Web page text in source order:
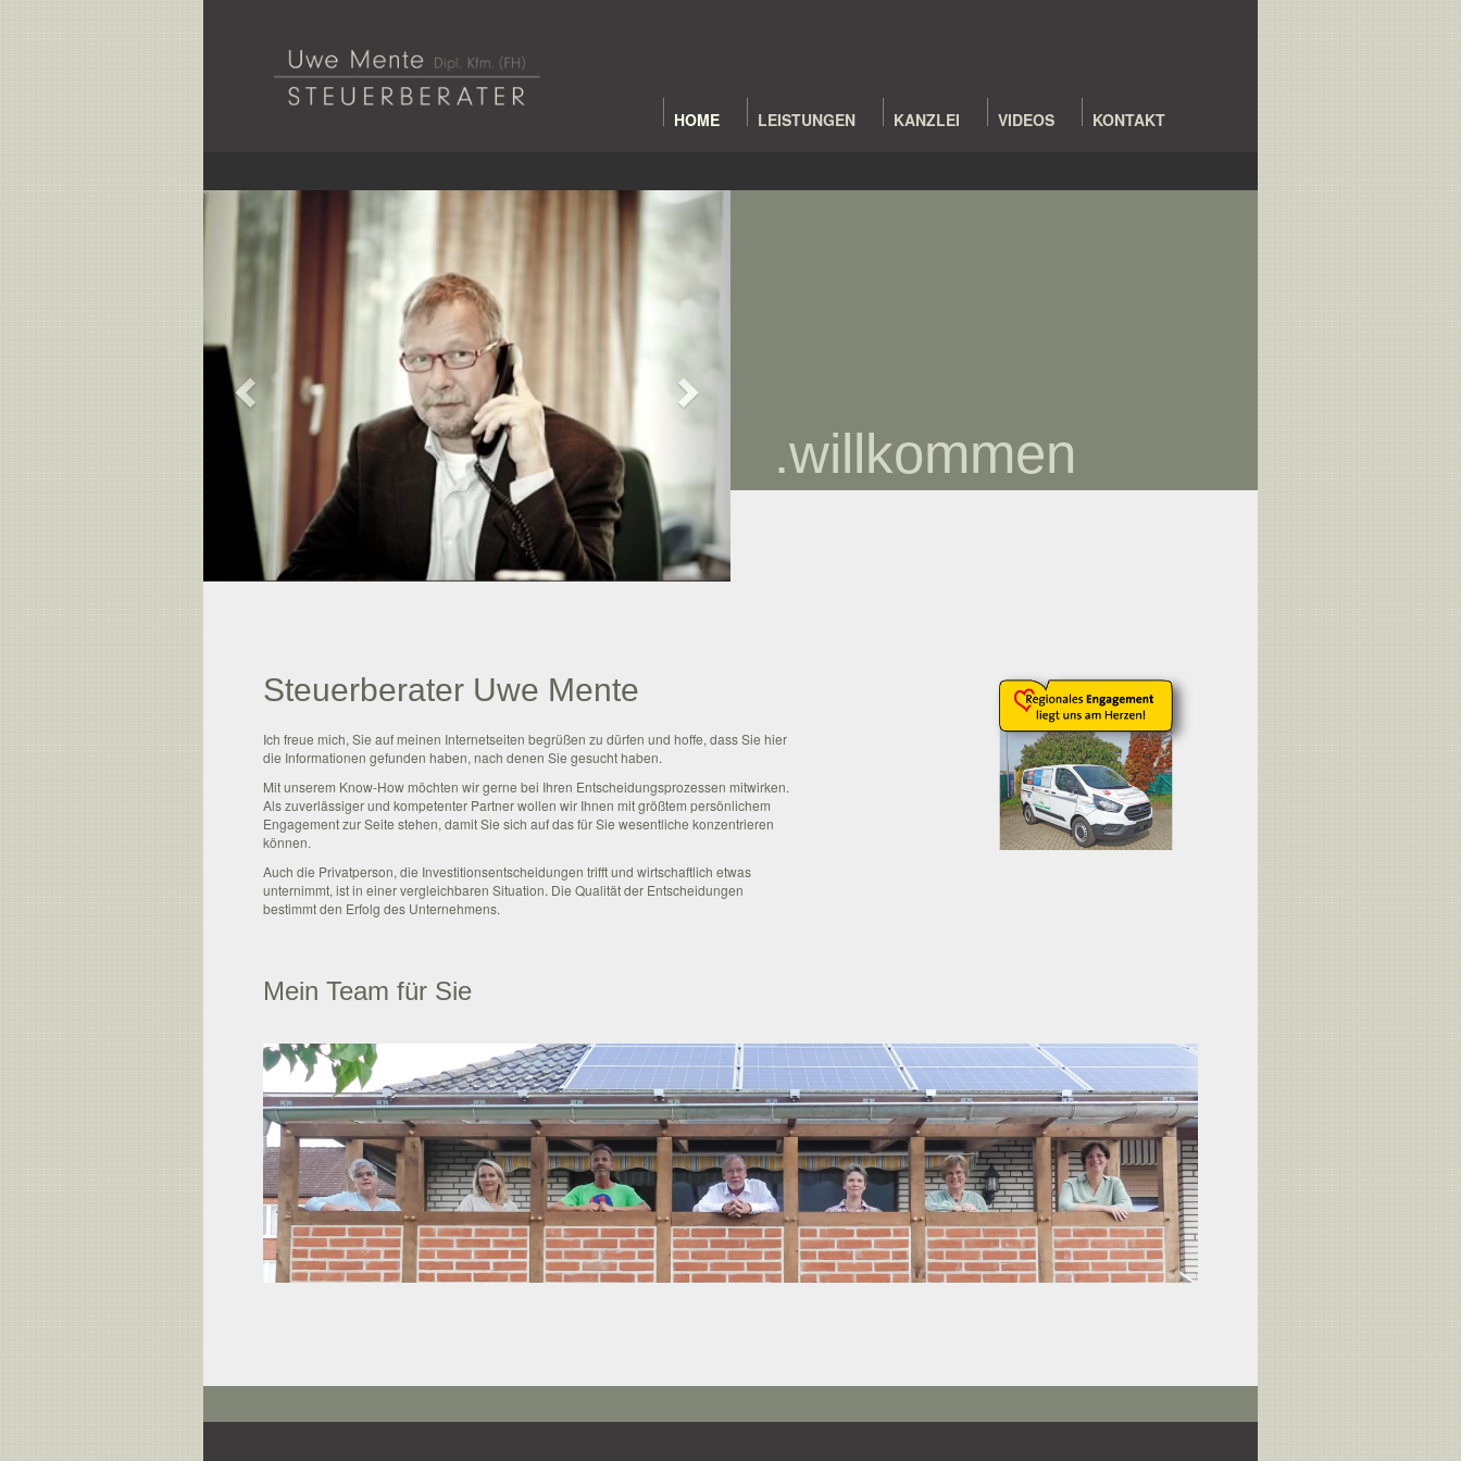
HOME LEISTUNGEN KANZLEI VIDEOS KONTAKT
Previous Next
.willkommen
Steuerberater Uwe Mente
Ich freue mich, Sie auf meinen Internetseiten begrüßen zu dürfen und hoffe, dass Sie hier
die Informationen gefunden haben, nach denen Sie gesucht haben.
Mit unserem Know-How möchten wir gerne bei Ihren Entscheidungsprozessen mitwirken.
Als zuverlässiger und kompetenter Partner wollen wir Ihnen mit größtem persönlichem
Engagement zur Seite stehen, damit Sie sich auf das für Sie wesentliche konzentrieren
können.
Auch die Privatperson, die Investitionsentscheidungen trifft und wirtschaftlich etwas
unternimmt, ist in einer vergleichbaren Situation. Die Qualität der Entscheidungen
bestimmt den Erfolg des Unternehmens.
Mein Team für Sie